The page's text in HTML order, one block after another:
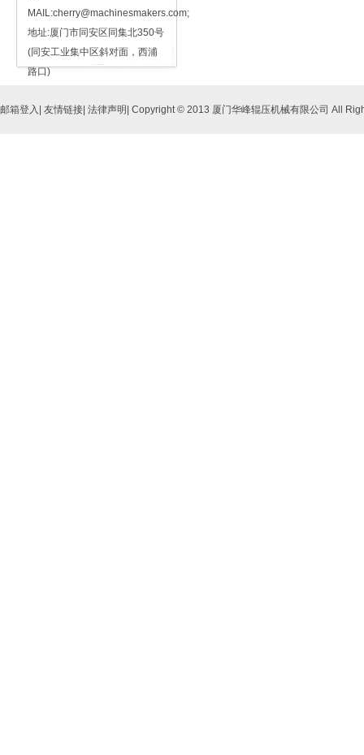
MAIL:cherry@machinesmakers.com;
地址:厦门市同安区同集北350号
(同安工业集中区斜对面，西浦
路口)
邮箱登入 友情链接 法律声明 | Copyright © 2013 厦门华峰辊压机械有限公司 All